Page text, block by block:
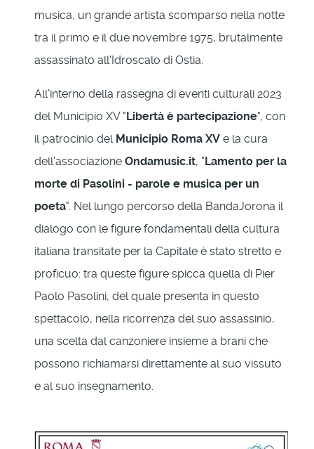
musica, un grande artista scomparso nella notte
tra il primo e il due novembre 1975, brutalmente
assassinato all'Idroscalo di Ostia.
All'interno della rassegna di eventi culturali 2023
del Municipio XV "Libertà è partecipazione", con
il patrocinio del Municipio Roma XV e la cura
dell'associazione Ondamusic.it, "Lamento per la
morte di Pasolini - parole e musica per un
poeta". Nel lungo percorso della BandaJorona il
dialogo con le figure fondamentali della cultura
italiana transitate per la Capitale è stato stretto e
proficuo: tra queste figure spicca quella di Pier
Paolo Pasolini, del quale presenta in questo
spettacolo, nella ricorrenza del suo assassinio,
una scelta dal canzoniere insieme a brani che
possono richiamarsi direttamente al suo vissuto
e al suo insegnamento.